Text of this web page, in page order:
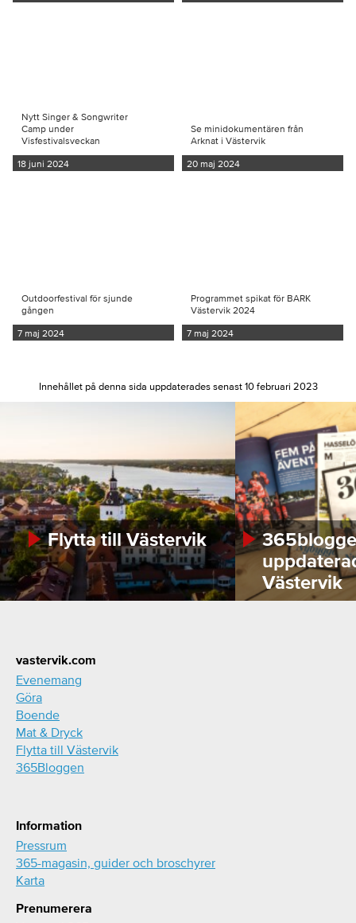
Nytt Singer & Songwriter
Camp under
Visfestivalsveckan
18 juni 2024
Se minidokumentären från
Arknat i Västervik
20 maj 2024
Outdoorfestival för sjunde
gången
7 maj 2024
Programmet spikat för BARK
Västervik 2024
7 maj 2024
Innehållet på denna sida uppdaterades senast 10 februari 2023
Flytta till Västervik
Västervik
Footer
vastervik.com
Evenemang
Göra
Boende
Mat & Dryck
Flytta till Västervik
365Bloggen
Information
Pressrum
365-magasin, guider och broschyrer
Karta
Prenumerera